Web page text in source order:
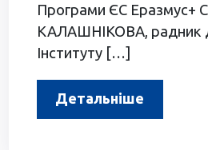
Програми ЄС Еразмус+
КАЛАШНІКОВА, радник
Інституту […]
Детальніше